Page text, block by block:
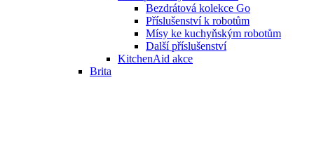
Bezdrátová kolekce Go
Příslušenství k robotům
Mísy ke kuchyňským robotům
Další příslušenství
KitchenAid akce
Brita